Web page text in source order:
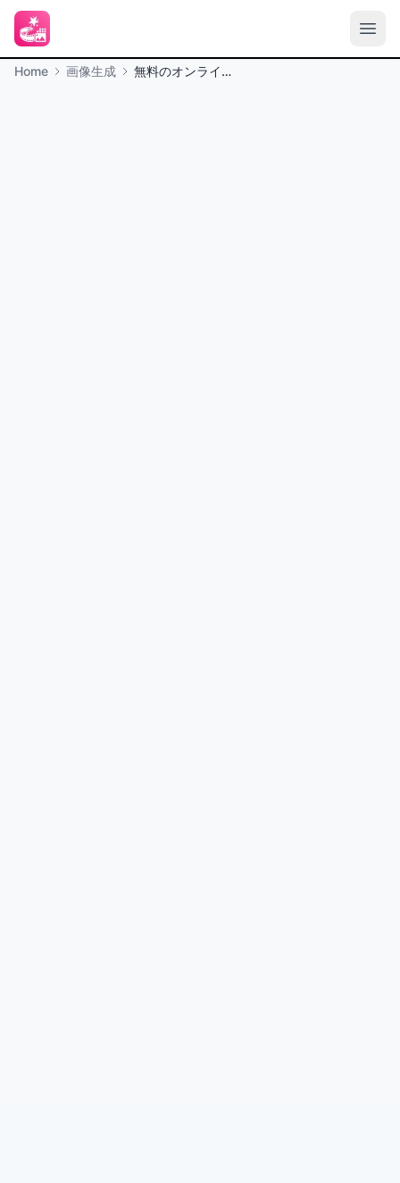
Home 画像生成 無料のオンラインAI絵文字ジェネレーター